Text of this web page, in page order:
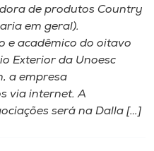
de produtos Country
em geral).
e acadêmico do oitavo
Exterior da Unoesc
a empresa
via internet. A
será na Dalla […]